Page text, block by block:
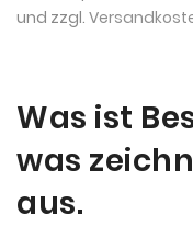
und zzgl.
Was ist
was
aus.